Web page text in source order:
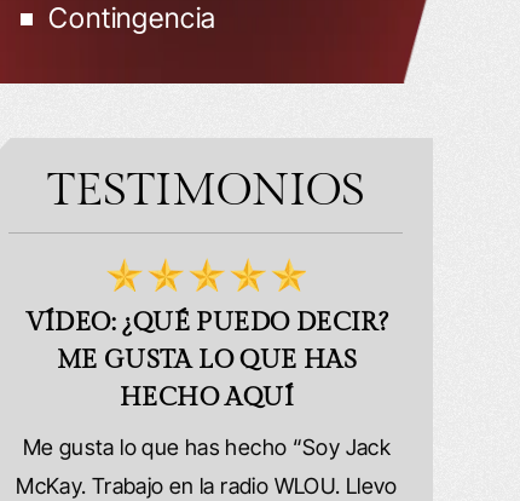
Contingencia
TESTIMONIOS
VÍDEO: ¿QUÉ PUEDO DECIR?
ME GUSTA LO QUE HAS
HECHO AQUÍ
Me gusta lo que has hecho “Soy Jack
McKay. Trabajo en la radio WLOU. Llevo